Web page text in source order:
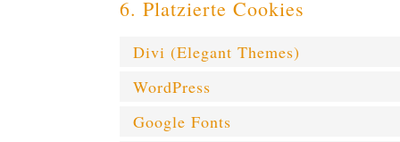
6. Platzierte Cookies
Divi (Elegant Themes)
WordPress
Google Fonts